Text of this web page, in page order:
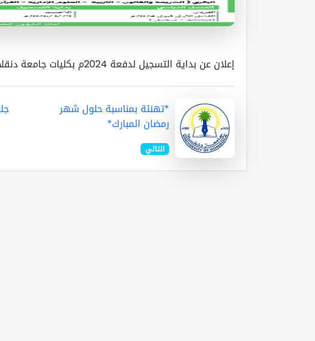
إعلان عن بداية التسجيل لدفعة 2024م بكليات جامعة دنقلا
*تهنئة بمناسبة حلول شهر
رمضان المبارك*
التالي